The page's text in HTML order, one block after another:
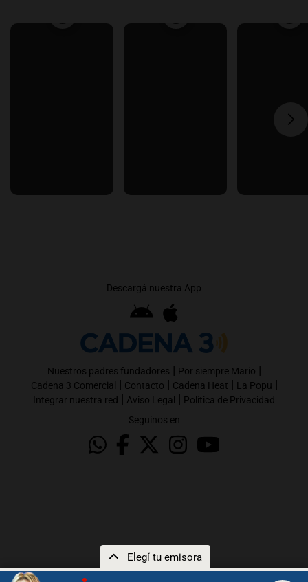
Elegí tu emisora
Descargá nuestra App
Nuestros padres fundadores | Por siempre Mario |
Cadena 3 Comercial | Contacto | Cadena Heat | La Popu |
Integrar nuestra red | Aviso Legal | Política de Privacidad
Seguinos en